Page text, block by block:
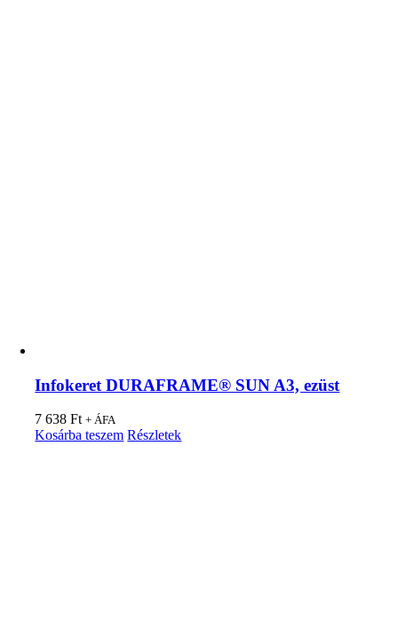
Infokeret DURAFRAME® SUN A3, ezüst
7 638Ft + ÁFA
Kosárba teszem Részletek